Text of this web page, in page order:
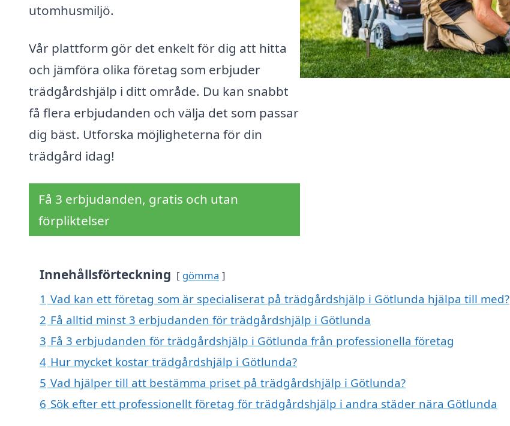
utomhusmiljö.
Vår plattform gör det enkelt för dig att hitta
och jämföra olika företag som erbjuder
trädgårdshjälp i ditt område. Du kan snabbt
få flera erbjudanden och välja det som passar
dig bäst. Utforska möjligheterna för din
trädgård idag!
Få 3 erbjudanden, gratis och utan
förpliktelser
Innehållsförteckning gömma
1 Vad kan ett företag som är specialiserat på trädgårdshjälp i Götlunda hjälpa till med?
2 Få alltid minst 3 erbjudanden för trädgårdshjälp i Götlunda
3 Få 3 erbjudanden för trädgårdshjälp i Götlunda från professionella företag
4 Hur mycket kostar trädgårdshjälp i Götlunda?
5 Vad hjälper till att bestämma priset på trädgårdshjälp i Götlunda?
6 Sök efter ett professionellt företag för trädgårdshjälp i andra städer nära Götlunda